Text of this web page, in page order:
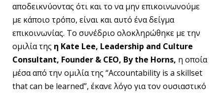
αποδεικνύοντας ότι και το να μην επικοινωνούμε
με κάποιο τρόπο, είναι και αυτό ένα δείγμα
επικοινωνίας. Το συνέδριο ολοκληρώθηκε με την
ομιλία της η Kate Lee, Leadership and Culture
Consultant, Founder & CEO, By the Horns, η οποία
μέσα από την ομιλία της “Accountability is a skillset
that can be learned”, έκανε λόγο για τον ουσιαστικό